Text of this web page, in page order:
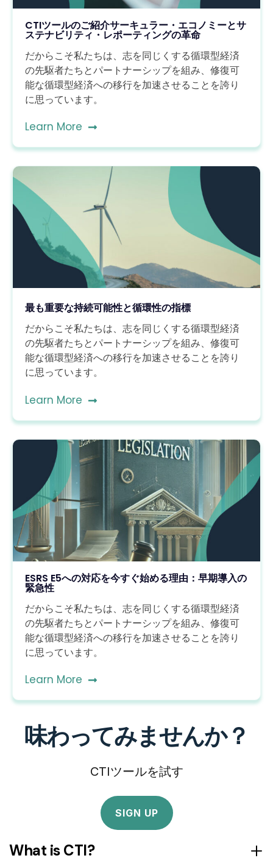
CTIツールのご紹介サーキュラー・エコノミーとサ
ステナビリティ・レポーティングの革命
だからこそ私たちは、志を同じくする循環型経済
の先駆者たちとパートナーシップを組み、修復可
能な循環型経済への移行を加速させることを誇り
に思っています。
Learn More
最も重要な持続可能性と循環性の指標
だからこそ私たちは、志を同じくする循環型経済
の先駆者たちとパートナーシップを組み、修復可
能な循環型経済への移行を加速させることを誇り
に思っています。
Learn More
ESRS E5への対応を今すぐ始める理由：早期導入の
緊急性
だからこそ私たちは、志を同じくする循環型経済
の先駆者たちとパートナーシップを組み、修復可
能な循環型経済への移行を加速させることを誇り
に思っています。
Learn More
What is CTI?
味わってみませんか？
CTIツールを試す
SIGN UP